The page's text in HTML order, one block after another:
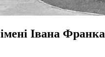
Івана Франка